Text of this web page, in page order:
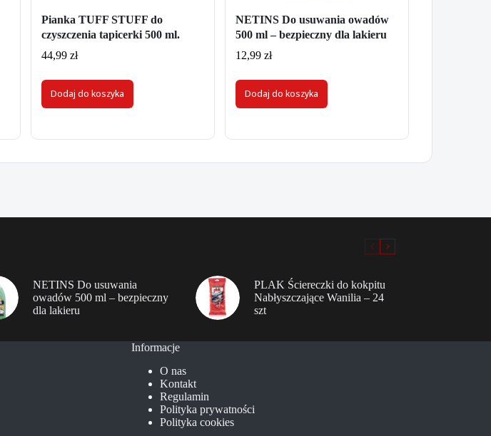
Pianka TUFF STUFF do
czyszczenia tapicerki 500 ml.
44,99 zł
Dodaj do koszyka
NETINS Do usuwania owadów
500 ml – bezpieczny dla lakieru
12,99 zł
Dodaj do koszyka
NETINS Do usuwania
owadów 500 ml – bezpieczny
dla lakieru
PLAK Ściereczki do kokpitu
Nabłyszczające Wanilia – 24
szt
Informacje
O nas
Kontakt
Regulamin
Polityka prywatności
Polityka cookies